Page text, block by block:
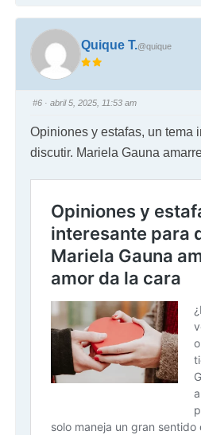
Quique T.@quique
#6 · abril 5, 2025, 11:53 am
Opiniones y estafas, un tema
discutir. Mariela Gauna